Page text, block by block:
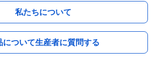
私たちについて
について生産者に質問する